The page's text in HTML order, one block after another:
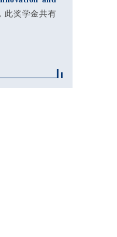
此奖学金共有